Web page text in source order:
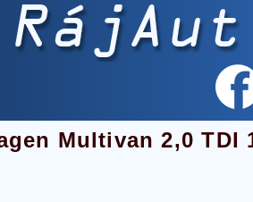
Multivan 2,0 TDI